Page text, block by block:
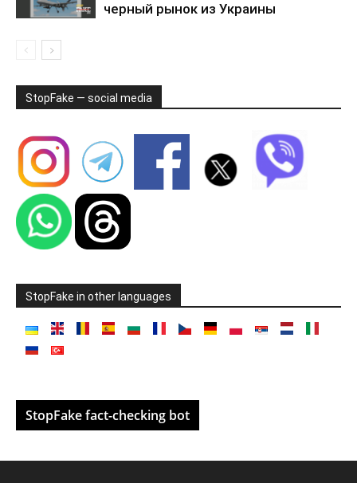
черный рынок из Украины
StopFake — social media
StopFake in other languages
StopFake fact-checking bot